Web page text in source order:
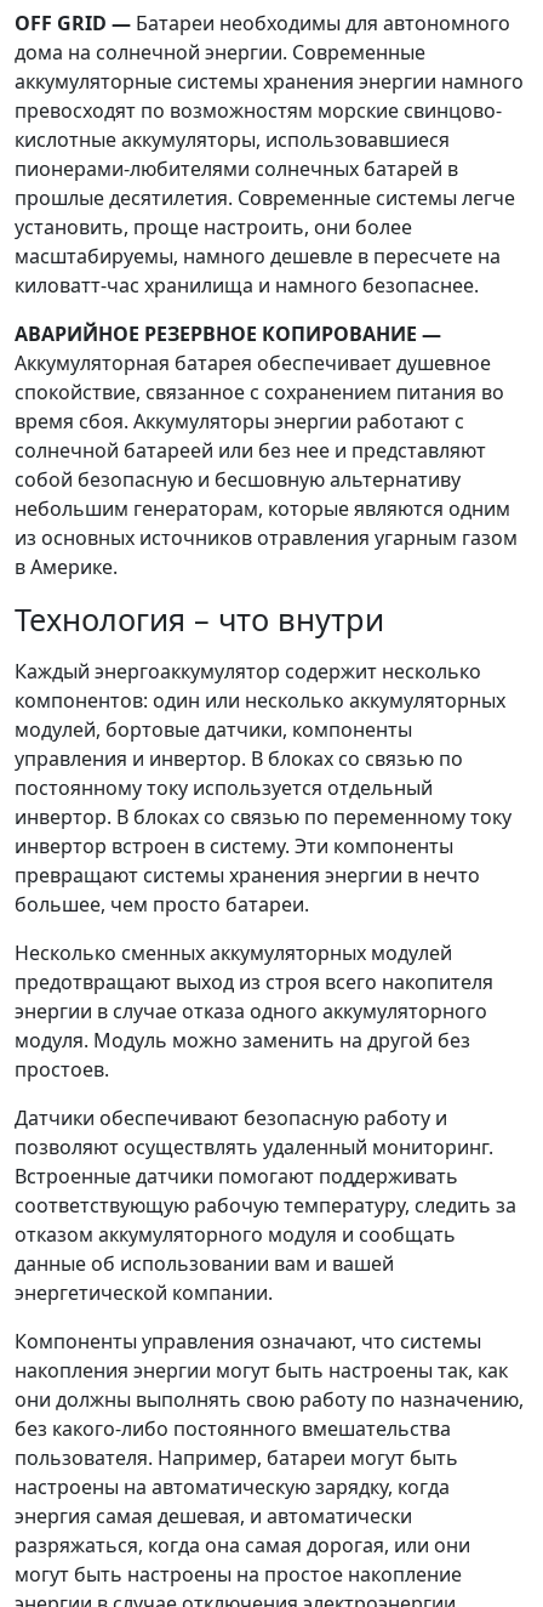
OFF GRID — Батареи необходимы для автономного
дома на солнечной энергии. Современные
аккумуляторные системы хранения энергии намного
превосходят по возможностям морские свинцово-
кислотные аккумуляторы, использовавшиеся
пионерами-любителями солнечных батарей в
прошлые десятилетия. Современные системы легче
установить, проще настроить, они более
масштабируемы, намного дешевле в пересчете на
киловатт-час хранилища и намного безопаснее.
АВАРИЙНОЕ РЕЗЕРВНОЕ КОПИРОВАНИЕ —
Аккумуляторная батарея обеспечивает душевное
спокойствие, связанное с сохранением питания во
время сбоя. Аккумуляторы энергии работают с
солнечной батареей или без нее и представляют
собой безопасную и бесшовную альтернативу
небольшим генераторам, которые являются одним
из основных источников отравления угарным газом
в Америке.
Технология – что внутри
Каждый энергоаккумулятор содержит несколько
компонентов: один или несколько аккумуляторных
модулей, бортовые датчики, компоненты
управления и инвертор. В блоках со связью по
постоянному току используется отдельный
инвертор. В блоках со связью по переменному току
инвертор встроен в систему. Эти компоненты
превращают системы хранения энергии в нечто
большее, чем просто батареи.
Несколько сменных аккумуляторных модулей
предотвращают выход из строя всего накопителя
энергии в случае отказа одного аккумуляторного
модуля. Модуль можно заменить на другой без
простоев.
Датчики обеспечивают безопасную работу и
позволяют осуществлять удаленный мониторинг.
Встроенные датчики помогают поддерживать
соответствующую рабочую температуру, следить за
отказом аккумуляторного модуля и сообщать
данные об использовании вам и вашей
энергетической компании.
Компоненты управления означают, что системы
накопления энергии могут быть настроены так, как
они должны выполнять свою работу по назначению,
без какого-либо постоянного вмешательства
пользователя. Например, батареи могут быть
настроены на автоматическую зарядку, когда
энергия самая дешевая, и автоматически
разряжаться, когда она самая дорогая, или они
могут быть настроены на простое накопление